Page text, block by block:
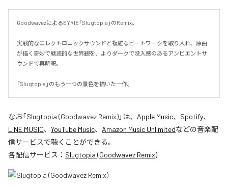
GoodwavezによるEYRIE「Slugtopia」のRemix。
実験的なエレクトロニックサウンドと複雑なビートワークを取り入れ、原曲
が描く奇妙で魅惑的な世界観を、よりダークで没入感のあるアンビエントサ
ウンドで再解釈。
「Slugtopia」のもう一つの景色を描いた一作。
なお「Slugtopia (Goodwavez Remix)」は、 Apple Music、 Spotify、
LINE MUSIC、 YouTube Music、 Amazon Music Unlimitedなどの音楽配
信サービスで聴くことができる。
各配信サービス： Slugtopia (Goodwavez Remix)